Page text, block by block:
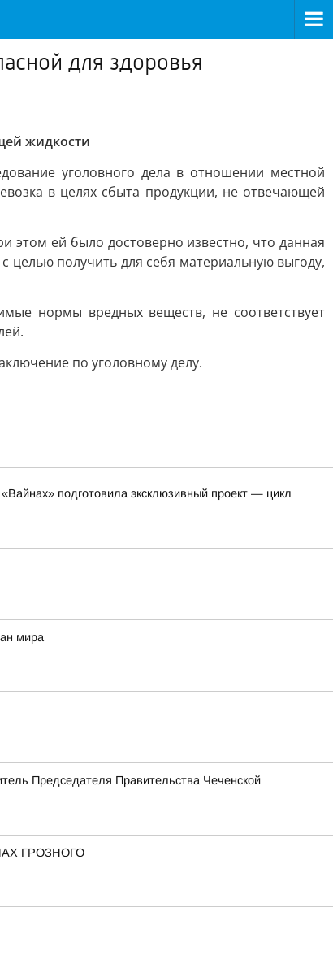
для здоровья
жидкости
уголовного дела в отношении местной
в целях сбыта продукции, не отвечающей
этом ей было достоверно известно, что данная
целью получить для себя материальную выгоду,
нормы вредных веществ, не соответствует
по уголовному делу.
подготовила эксклюзивный проект — цикл
мира
Председателя Правительства Чеченской
ГРОЗНОГО